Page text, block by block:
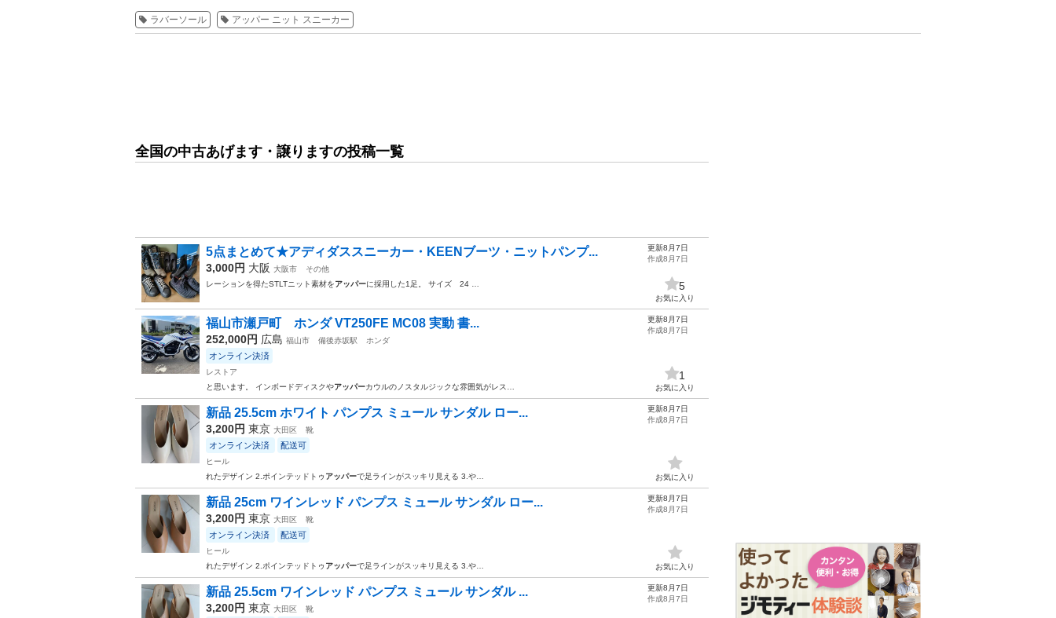
ラバーソール アッパー ニット スニーカー
全国の中古あげます・譲りますの投稿一覧
5点まとめて★アディダススニーカー・KEENブーツ・ニットパンプ...
3,000円 大阪 大阪市
その他
レーションを得たSTLTニット素材をアッパーに採用した1足。 サイズ 24 …
更新8月7日
作成8月7日
5
お気に入り
福山市瀬戸町 ホンダ VT250FE MC08 実動 書...
252,000円 広島 福山市 備後赤坂駅 ホンダ
オンライン決済
レストア
と思います。 インボードディスクやアッパーカウルのノスタルジックな雰囲気がレス…
更新8月7日
作成8月7日
1
お気に入り
新品 25.5cm ホワイト パンプス ミュール サンダル ロー...
3,200円 東京 大田区 靴
オンライン決済 配送可
ヒール
れたデザイン 2.ポインテッドトゥ アッパーで足ラインがスッキリ見える 3.や…
更新8月7日
作成8月7日
お気に入り
新品 25cm ワインレッド パンプス ミュール サンダル ロー...
3,200円 東京 大田区 靴
オンライン決済 配送可
ヒール
れたデザイン 2.ポインテッドトゥ アッパーで足ラインがスッキリ見える 3.や…
更新8月7日
作成8月7日
お気に入り
新品 25.5cm ワインレッド パンプス ミュール サンダル ...
3,200円 東京 大田区 靴
更新8月7日
作成8月7日